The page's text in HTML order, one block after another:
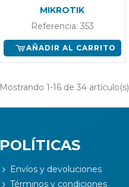
MIKROTIK
Referencia: 353
AÑADIR AL CARRITO
Mostrando 1-16 de 34 artículo(s)
POLÍTICAS
Envíos y devoluciones
Términos y condiciones